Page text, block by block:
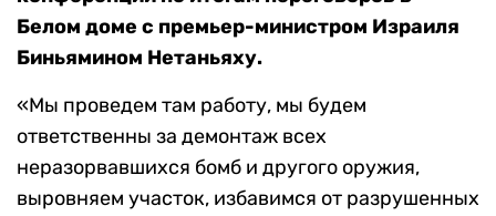
Белом доме с премьер-министром Израиля
Биньямином Нетаньяху.
«Мы проведем там работу, мы будем
ответственны за демонтаж всех
неразорвавшихся бомб и другого оружия,
выровняем участок, избавимся от разрушенных